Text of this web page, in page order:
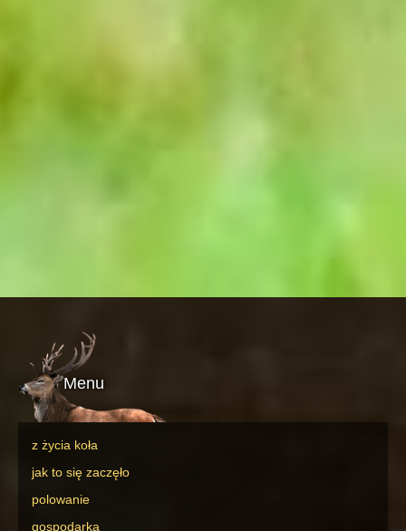
Menu
z życia koła
jak to się zaczęło
polowanie
gospodarka